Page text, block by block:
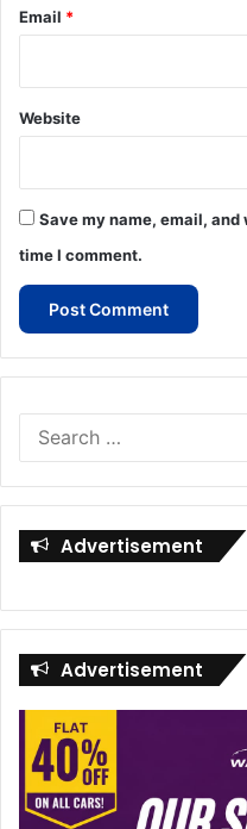
Email *
Website
Save my name, email,
time I comment.
Advertisement
Advertisement